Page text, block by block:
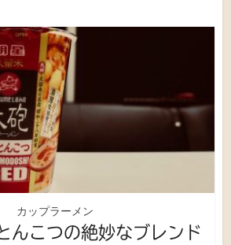
カップラーメン
んこつの絶妙なブレンド